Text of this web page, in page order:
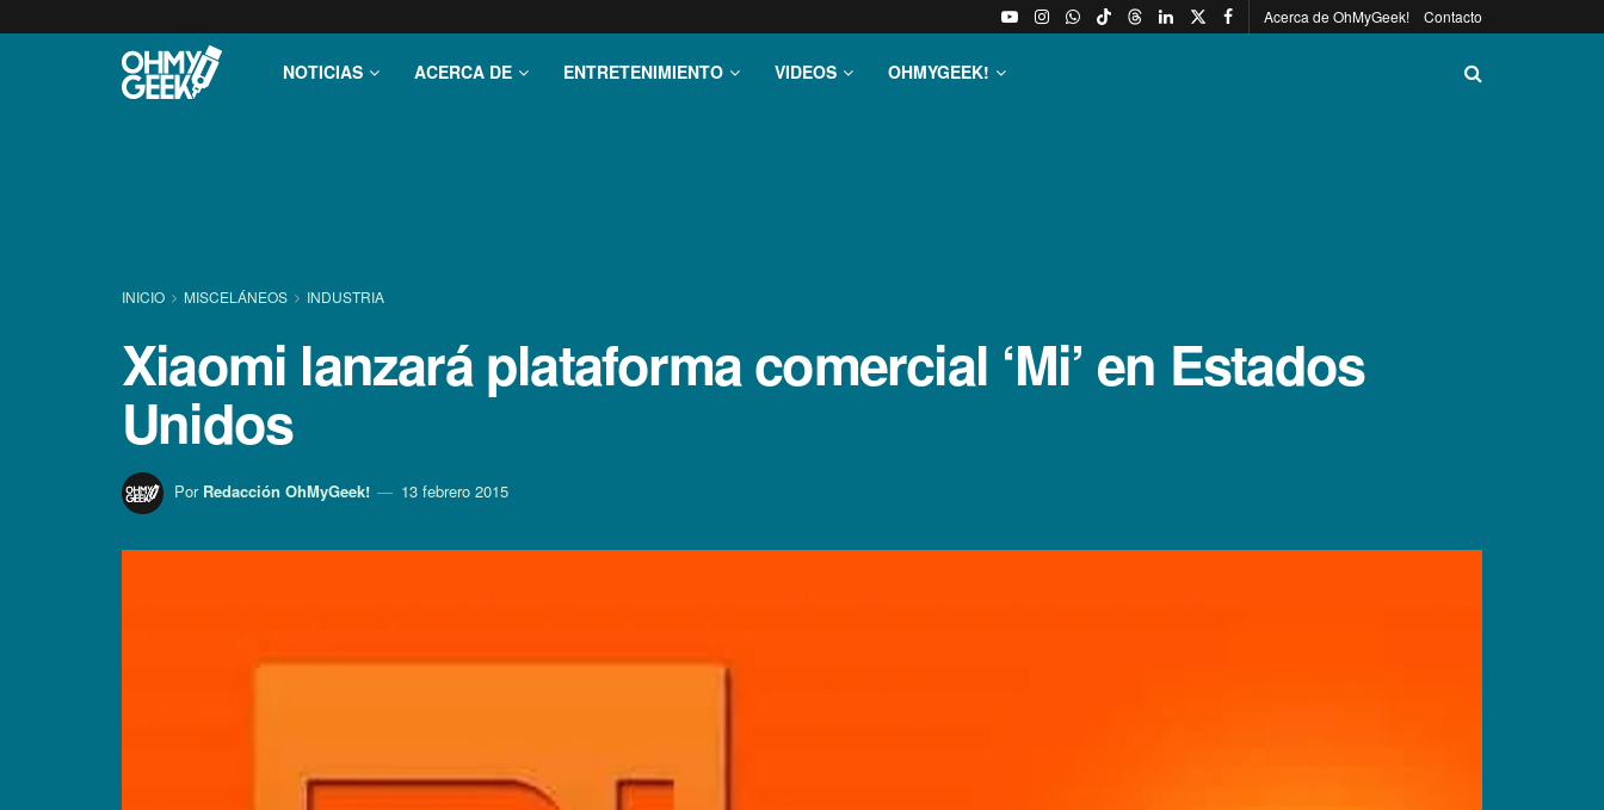
Acerca de OhMyGeek! Contacto
NOTICIAS ACERCA DE ENTRETENIMIENTO VIDEOS OHMYGEEK!
INICIO MISCELÁNEOS INDUSTRIA
Xiaomi lanzará plataforma comercial ‘Mi’ en Estados
Unidos
Por Redacción OhMyGeek! 13 febrero 2015